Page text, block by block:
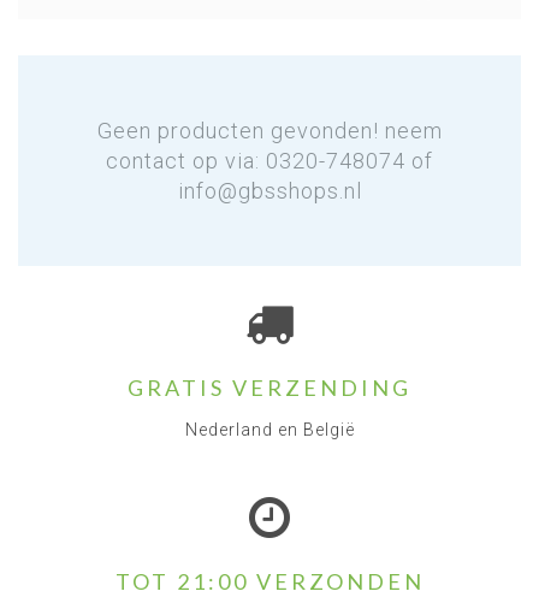
Geen producten gevonden! neem
contact op via: 0320-748074 of
info@gbsshops.nl
GRATIS VERZENDING
Nederland en België
TOT 21:00 VERZONDEN